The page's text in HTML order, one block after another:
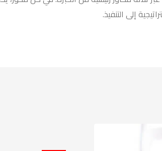
إلى التنفيذ.